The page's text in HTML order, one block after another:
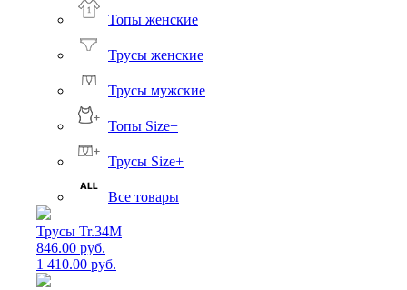
Топы женские
Трусы женские
Трусы мужские
Топы Size+
Трусы Size+
Все товары
Трусы Tr.34M
846.00 руб.
1 410.00 руб.